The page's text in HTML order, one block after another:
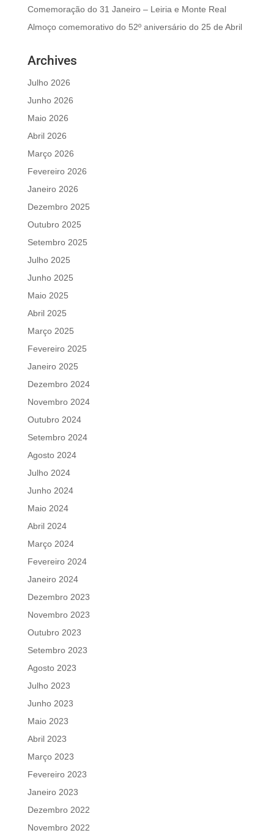
Comemoração do 31 Janeiro – Leiria e Monte Real
Almoço comemorativo do 52º aniversário do 25 de Abril
Archives
Julho 2026
Junho 2026
Maio 2026
Abril 2026
Março 2026
Fevereiro 2026
Janeiro 2026
Dezembro 2025
Outubro 2025
Setembro 2025
Julho 2025
Junho 2025
Maio 2025
Abril 2025
Março 2025
Fevereiro 2025
Janeiro 2025
Dezembro 2024
Novembro 2024
Outubro 2024
Setembro 2024
Agosto 2024
Julho 2024
Junho 2024
Maio 2024
Abril 2024
Março 2024
Fevereiro 2024
Janeiro 2024
Dezembro 2023
Novembro 2023
Outubro 2023
Setembro 2023
Agosto 2023
Julho 2023
Junho 2023
Maio 2023
Abril 2023
Março 2023
Fevereiro 2023
Janeiro 2023
Dezembro 2022
Novembro 2022